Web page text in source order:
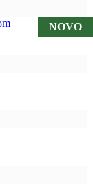
NOVO